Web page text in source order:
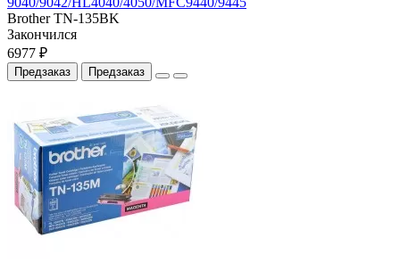
Brother TN-135BK
Закончился
6977 ₽
Предзаказ Предзаказ